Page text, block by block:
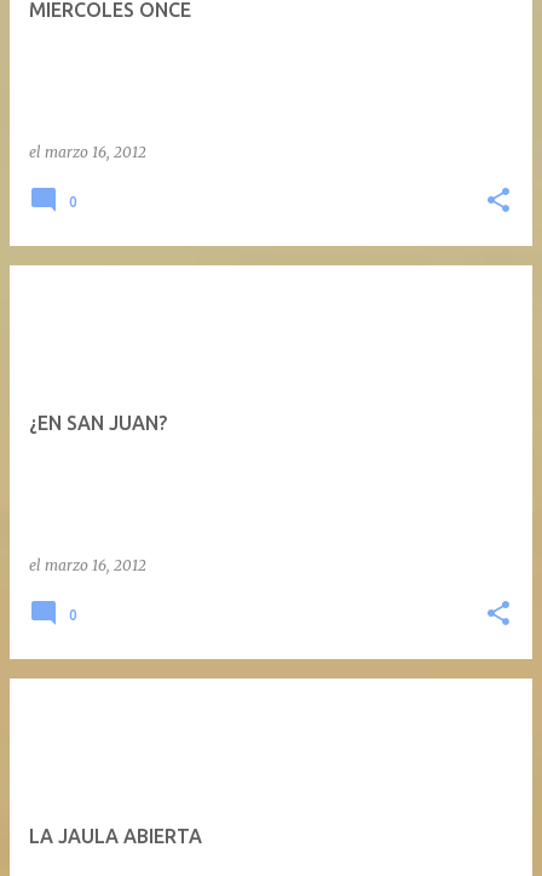
MIERCOLES ONCE
el marzo 16, 2012
0
¿EN SAN JUAN?
el marzo 16, 2012
0
LA JAULA ABIERTA